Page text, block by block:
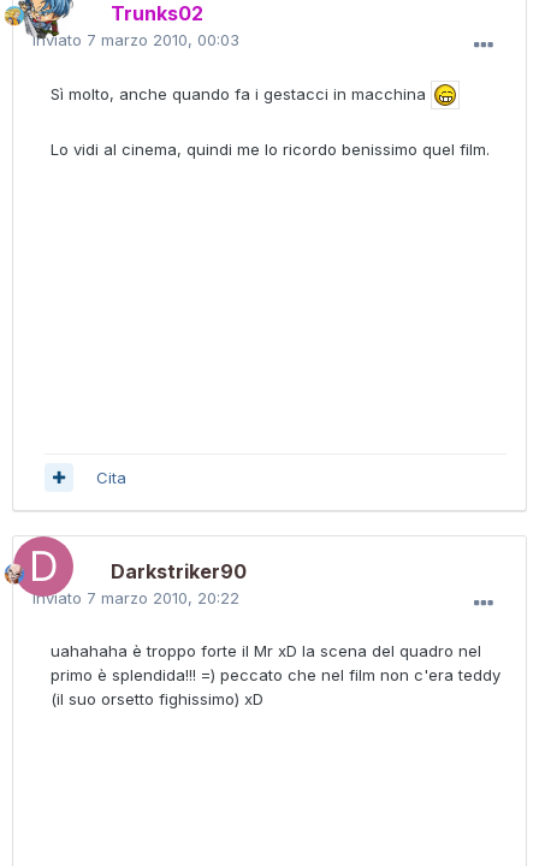
Trunks02
Inviato 7 marzo 2010, 00:03
Sì molto, anche quando fa i gestacci in macchina
Lo vidi al cinema, quindi me lo ricordo benissimo quel film.
Cita
Darkstriker90
Inviato 7 marzo 2010, 20:22
uahahaha è troppo forte il Mr xD la scena del quadro nel
primo è splendida!!! =) peccato che nel film non c'era teddy
(il suo orsetto fighissimo) xD